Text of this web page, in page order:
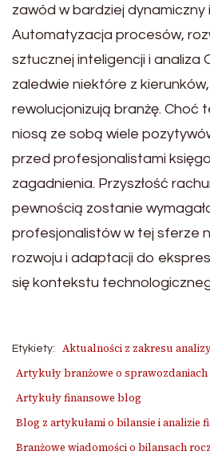
zawód w bardziej dynamiczny
Automatyzacja procesów,
sztucznej inteligencji i analiza
zaledwie niektóre z
rewolucjonizują branżę. Choć
niosą ze sobą wiele
przed profesjonalistami
zagadnienia. Przyszłość
pewnością zostanie
profesjonalistów w tej sferze
rozwoju i adaptacji do
się kontekstu
Etykiety:
Aktualności z zakresu
Artykuły branżowe o
Artykuły finansowe blog
Blog z artykułami o bilansie i analizie
Branżowe wiadomości o bilansach